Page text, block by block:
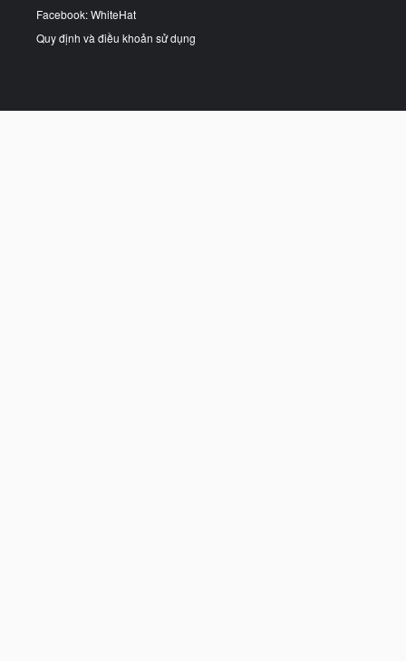
Facebook: WhiteHat
Quy định và điều khoản sử dụng